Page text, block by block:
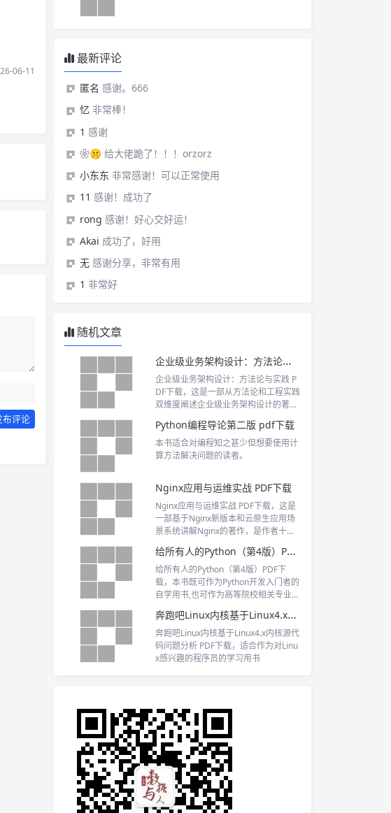
06-11
评论
最新评论
匿名 感谢。666
忆 非常棒！
1 感谢
❀🤫 给大佬跪了！！！orzorz
小东东 非常感谢！可以正常使用
11 感谢！成功了
rong 感谢！好心交好运！
Akai 成功了，好用
无 感谢分享，非常有用
1 非常好
随机文章
企业级业务架构设计：方法论与实践 PDF下载
企业级业务架构设计：方法论与实践 P
DF下载，这是一部从方法论和工程实践
双维度阐述企业级业务架构设计的著
Python编程导论第二版 pdf下载
本书适合对编程知之甚少但想要使用计
算方法解决问题的读者。
Nginx应用与运维实战 PDF下载
Nginx应用与运维实战 PDF下载，这是
一部基于Nginx新版本和云原生应用场
景系统讲解Nginx的著作，是作者十余
给所有人的Python（第4版）PDF下载
给所有人的Python（第4版）PDF下
载，本书既可作为Python开发入门者的
自学用书,也可作为高等院校相关专业的
奔跑吧Linux内核基于Linux4.x内核源代码问题分析 PDF下载
奔跑吧Linux内核基于Linux4.x内核源代
码问题分析 PDF下载，适合作为对Linu
x感兴趣的程序员的学习用书